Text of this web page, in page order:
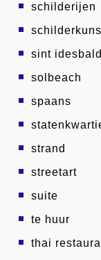
schilderijen
sint idesbald
solbeach
spaans
strand
streetart
suite
te huur
thai